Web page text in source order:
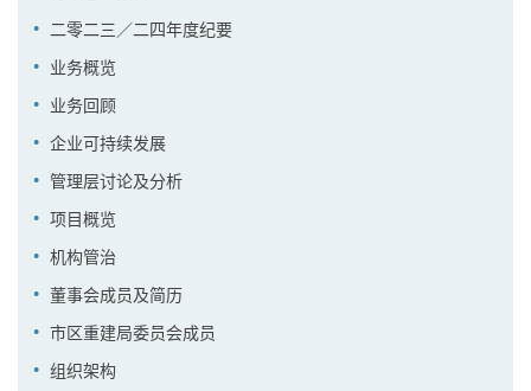
二零二三／二四年度纪要
业务概览
业务回顾
企业可持续发展
管理层讨论及分析
项目概览
机构管治
董事会成员及简历
市区重建局委员会成员
组织架构